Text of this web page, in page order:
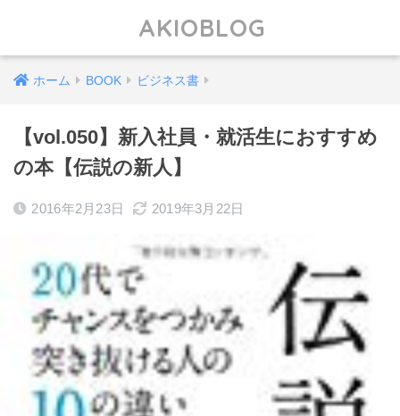
AKIOBLOG
ホーム BOOK ビジネス書
【vol.050】新入社員・就活生におすすめ
の本【伝説の新人】
2016年2月23日 2019年3月22日